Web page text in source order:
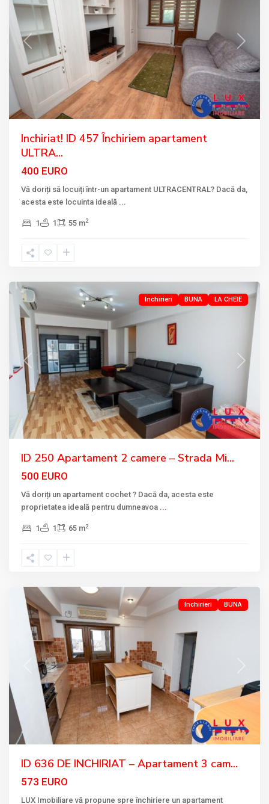
Previous Next
Inchiriat! ID 457 Închiriem apartament
ULTRA...
400 EURO
Vă doriți să locuiți într-un apartament ULTRACENTRAL? Dacă da,
acesta este locuinta ideală ...
1 1 55 m2
VODA
Previous Next
Inchirieri BUNA LA CHEIE
ID 250 Apartament 2 camere – Strada Mi...
500 EURO
Vă doriți un apartament cochet ? Dacă da, acesta este
proprietatea ideală pentru dumneavoa ...
1 1 65 m2
ULTRACENTRAL
Previous
Inchirieri BUNA
ID 636 DE INCHIRIAT – Apartament 3 cam...
573 EURO
LUX Imobiliare vă propune spre închiriere un apartament